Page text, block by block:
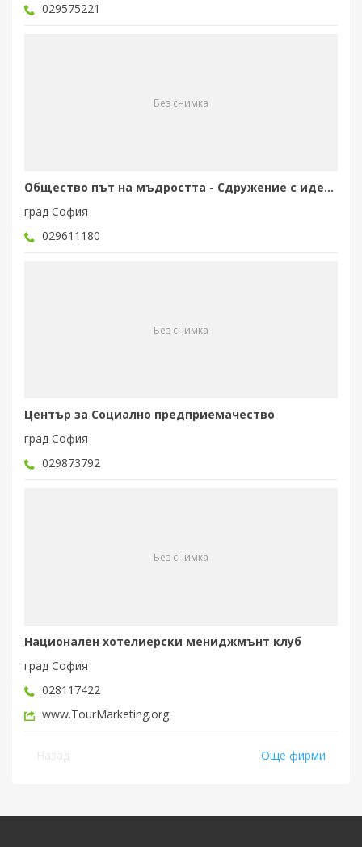
029575221
Без снимка
Общество път на мъдростта - Сдружение с идеална цел
град София
029611180
Без снимка
Център за Социално предприемачество
град София
029873792
Без снимка
Национален хотелиерски мениджмънт клуб
град София
028117422
www.TourMarketing.org
Още фирми